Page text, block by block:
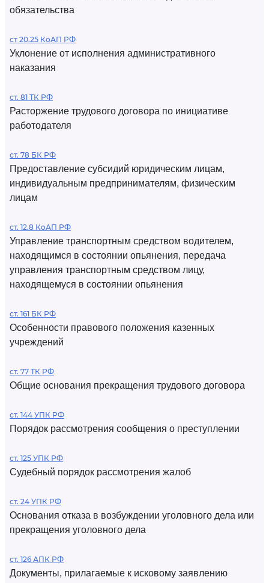
обязательства
ст 20.25 КоАП РФ
Уклонение от исполнения административного
наказания
ст. 81 ТК РФ
Расторжение трудового договора по инициативе
работодателя
ст. 78 БК РФ
Предоставление субсидий юридическим лицам,
индивидуальным предпринимателям, физическим
лицам
ст. 12.8 КоАП РФ
Управление транспортным средством водителем,
находящимся в состоянии опьянения, передача
управления транспортным средством лицу,
находящемуся в состоянии опьянения
ст. 161 БК РФ
Особенности правового положения казенных
учреждений
ст. 77 ТК РФ
Общие основания прекращения трудового договора
ст. 144 УПК РФ
Порядок рассмотрения сообщения о преступлении
ст. 125 УПК РФ
Судебный порядок рассмотрения жалоб
ст. 24 УПК РФ
Основания отказа в возбуждении уголовного дела или
прекращения уголовного дела
ст. 126 АПК РФ
Документы, прилагаемые к исковому заявлению